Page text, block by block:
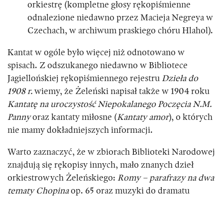
orkiestrę (kompletne głosy rękopiśmienne
odnalezione niedawno przez Macieja Negreya w
Czechach, w archiwum praskiego chóru Hlahol).
Kantat w ogóle było więcej niż odnotowano w
spisach. Z odszukanego niedawno w Bibliotece
Jagiellońskiej rękopiśmiennego rejestru Dzieła do
1908 r. wiemy, że Żeleński napisał także w 1904 roku
Kantatę na uroczystość Niepokalanego Poczęcia N.M.
Pannyoraz kantaty miłosne (Kantaty amor), o których
nie mamy dokładniejszych informacji.
Warto zaznaczyć, że w zbiorach Biblioteki Narodowej
znajdują się rękopisy innych, mało znanych dzieł
orkiestrowych Żeleńskiego: Romy – parafrazy na dwa
tematy Chopinaop. 65 oraz muzyki do dramatu